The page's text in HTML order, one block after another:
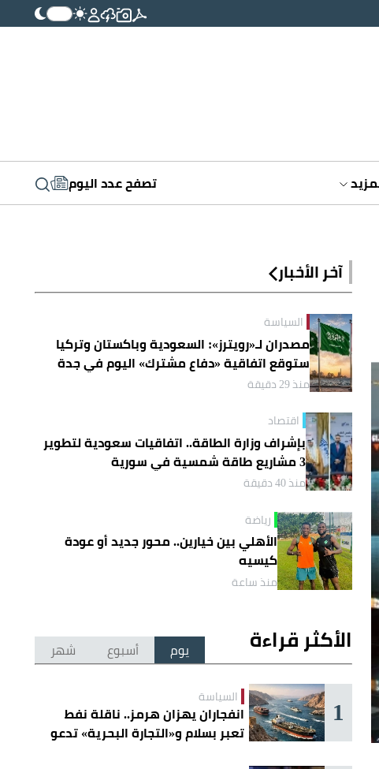
تصفح عدد اليوم
آخر الأخبار
السياسة
مصدران لـ«رويترز»: السعودية وباكستان وتركيا
ستوقع اتفاقية «دفاع مشترك» اليوم في جدة
منذ 29 دقيقة
اقتصاد
بإشراف وزارة الطاقة.. اتفاقيات سعودية لتطوير
3 مشاريع طاقة شمسية في سورية
منذ 40 دقيقة
رياضة
الأهلي بين خيارين.. محور جديد أو عودة
كيسيه
منذ ساعة
الأكثر قراءة يوم أسبوع شهر
1 السياسة
انفجاران يهزان هرمز.. ناقلة نفط
تعبر بسلام و«التجارة البحرية» تدعو